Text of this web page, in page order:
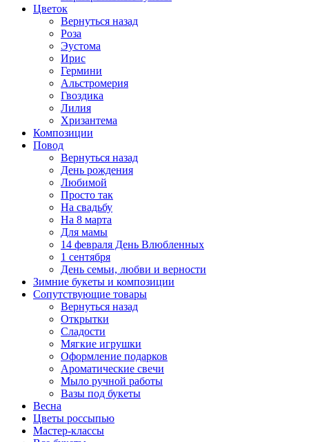
Цветок
Вернуться назад
Роза
Эустома
Ирис
Гермини
Альстромерия
Гвоздика
Лилия
Хризантема
Композиции
Повод
Вернуться назад
День рождения
Любимой
Просто так
На свадьбу
На 8 марта
Для мамы
14 февраля День Влюбленных
1 сентября
День семьи, любви и верности
Зимние букеты и композиции
Сопутствующие товары
Вернуться назад
Открытки
Сладости
Мягкие игрушки
Оформление подарков
Ароматические свечи
Мыло ручной работы
Вазы под букеты
Весна
Цветы россыпью
Мастер-классы